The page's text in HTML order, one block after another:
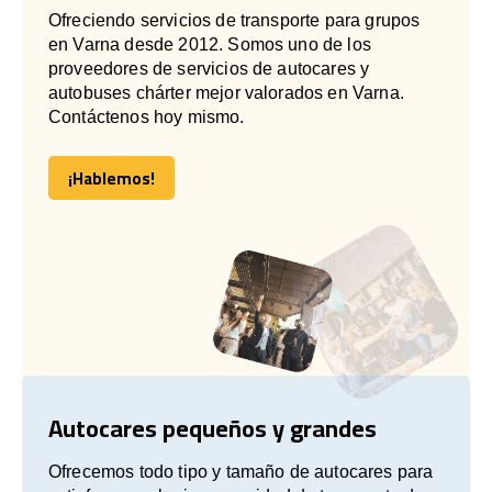
Ofreciendo servicios de transporte para grupos
en Varna desde 2012. Somos uno de los
proveedores de servicios de autocares y
autobuses chárter mejor valorados en Varna.
Contáctenos hoy mismo.
¡Hablemos!
¡Hablemos!
Autocares pequeños y grandes
Ofrecemos todo tipo y tamaño de autocares para